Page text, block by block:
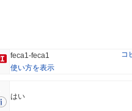
feca1-feca1
コ
使い方を表示
はい